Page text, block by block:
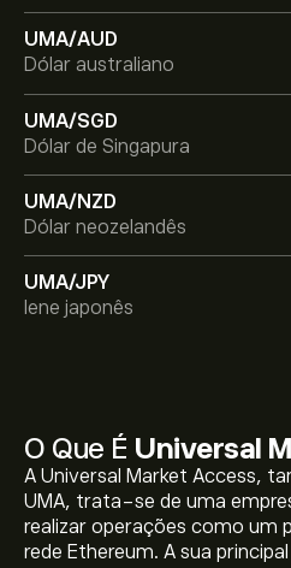
UMA/AUD
Dólar australiano
UMA/SGD
Dólar de Singapura
UMA/NZD
Dólar neozelandês
UMA/JPY
Iene japonês
O Que É Universal
A Universal Market Access,
UMA, trata-se de uma
realizar operações como um
rede Ethereum. A sua